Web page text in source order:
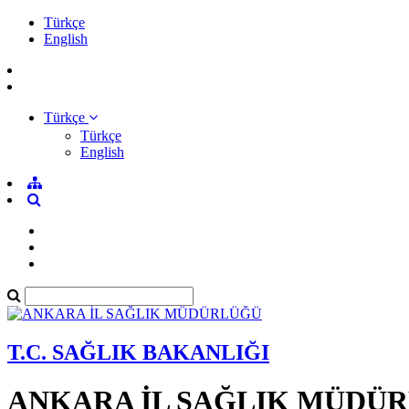
Türkçe
English
Türkçe
Türkçe
English
T.C. SAĞLIK BAKANLIĞI
ANKARA İL SAĞLIK